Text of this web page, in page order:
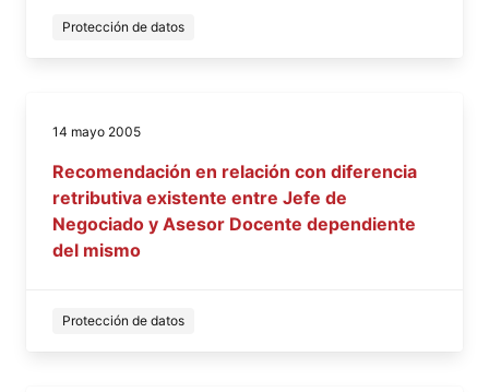
Protección de datos
14 mayo 2005
Recomendación en relación con diferencia
retributiva existente entre Jefe de
Negociado y Asesor Docente dependiente
del mismo
Protección de datos